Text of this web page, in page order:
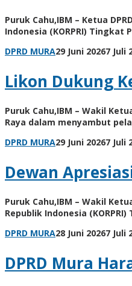
Puruk Cahu,IBM – Ketua
Indonesia (KORPRI) Tingkat
DPRD MURA29 Juni 20267 Juli
Likon Dukung
Puruk Cahu,IBM – Wakil
Raya dalam menyambut
DPRD MURA29 Juni 20267 Juli
Dewan
Puruk Cahu,IBM – Wakil
Republik Indonesia
DPRD MURA28 Juni 20267 Juli
DPRD Mura